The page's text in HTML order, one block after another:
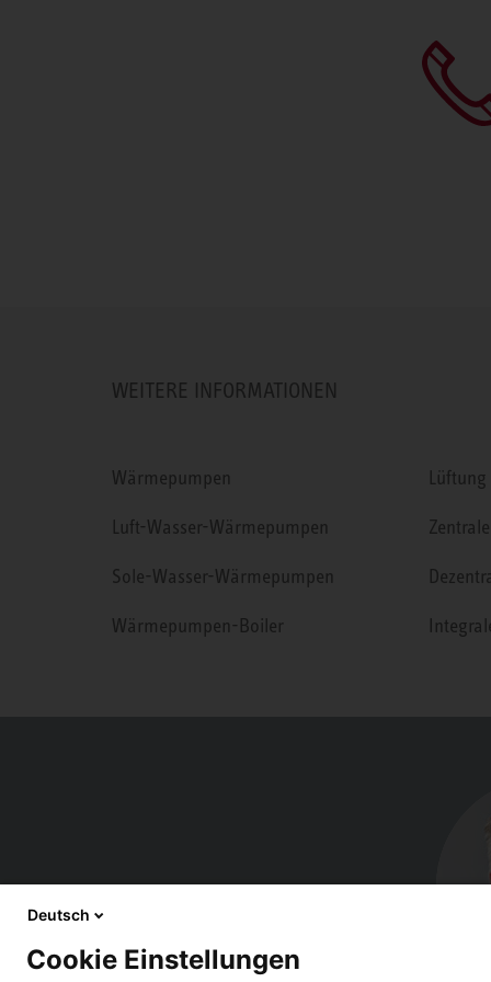
WEITERE INFORMATIONEN
Wärmepumpen
Luft-Wasser-Wärmepumpen
Sole-Wasser-Wärmepumpen
Wärmepumpen-Boiler
Lüftung
Deutsch
Cookie Einstellungen